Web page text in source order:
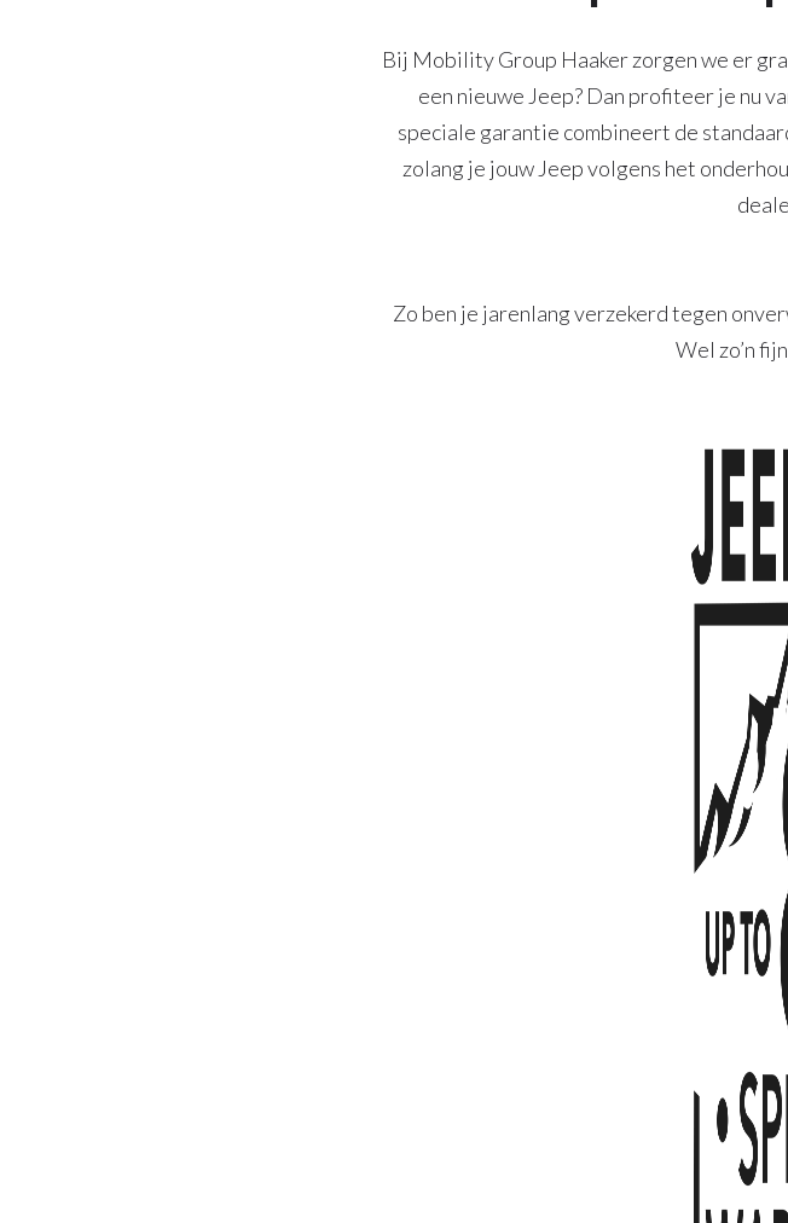
Bij Mobility Group Haaker zorgen we er
een nieuwe Jeep? Dan profiteer je nu
speciale garantie combineert de
zolang je jouw Jeep volgens het
Zo ben je jarenlang verzekerd tegen
Wel zo’n